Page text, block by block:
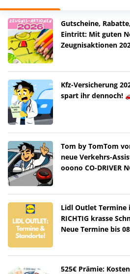
Gutscheine,
Eintritt: Mit guten
Zeugnisaktionen
Kfz-Versicherung
spart ihr dennoch!
Tom by TomTom
neue Verkehrs-
ooono CO-DRIVER
Lidl Outlet Termine
RICHTIG krasse
Neue Termine bis
525€ Prämie: